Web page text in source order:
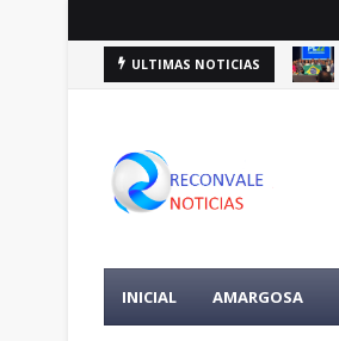
ULTIMAS NOTICIAS
INICIAL AMARGOSA